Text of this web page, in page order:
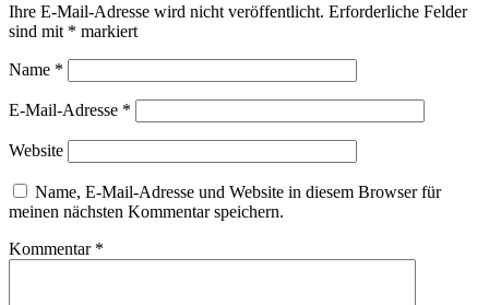
Ihre E-Mail-Adresse wird nicht veröffentlicht. Erforderliche Felder
sind mit * markiert
Name *
E-Mail-Adresse *
Website
Name, E-Mail-Adresse und Website in diesem Browser für
meinen nächsten Kommentar speichern.
Kommentar *